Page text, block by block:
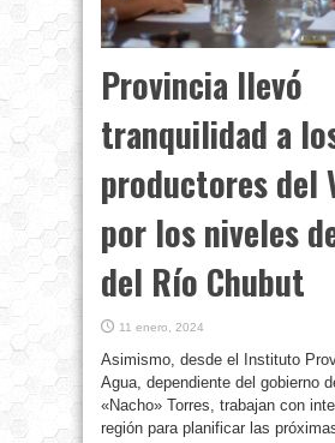
Provincia llevó
tranquilidad a
productores del
por los niveles
del Río Chubut
11 enero, 2024
Asimismo, desde el Instituto
Agua, dependiente del gobierno
«Nacho» Torres, trabajan con
región para planificar las